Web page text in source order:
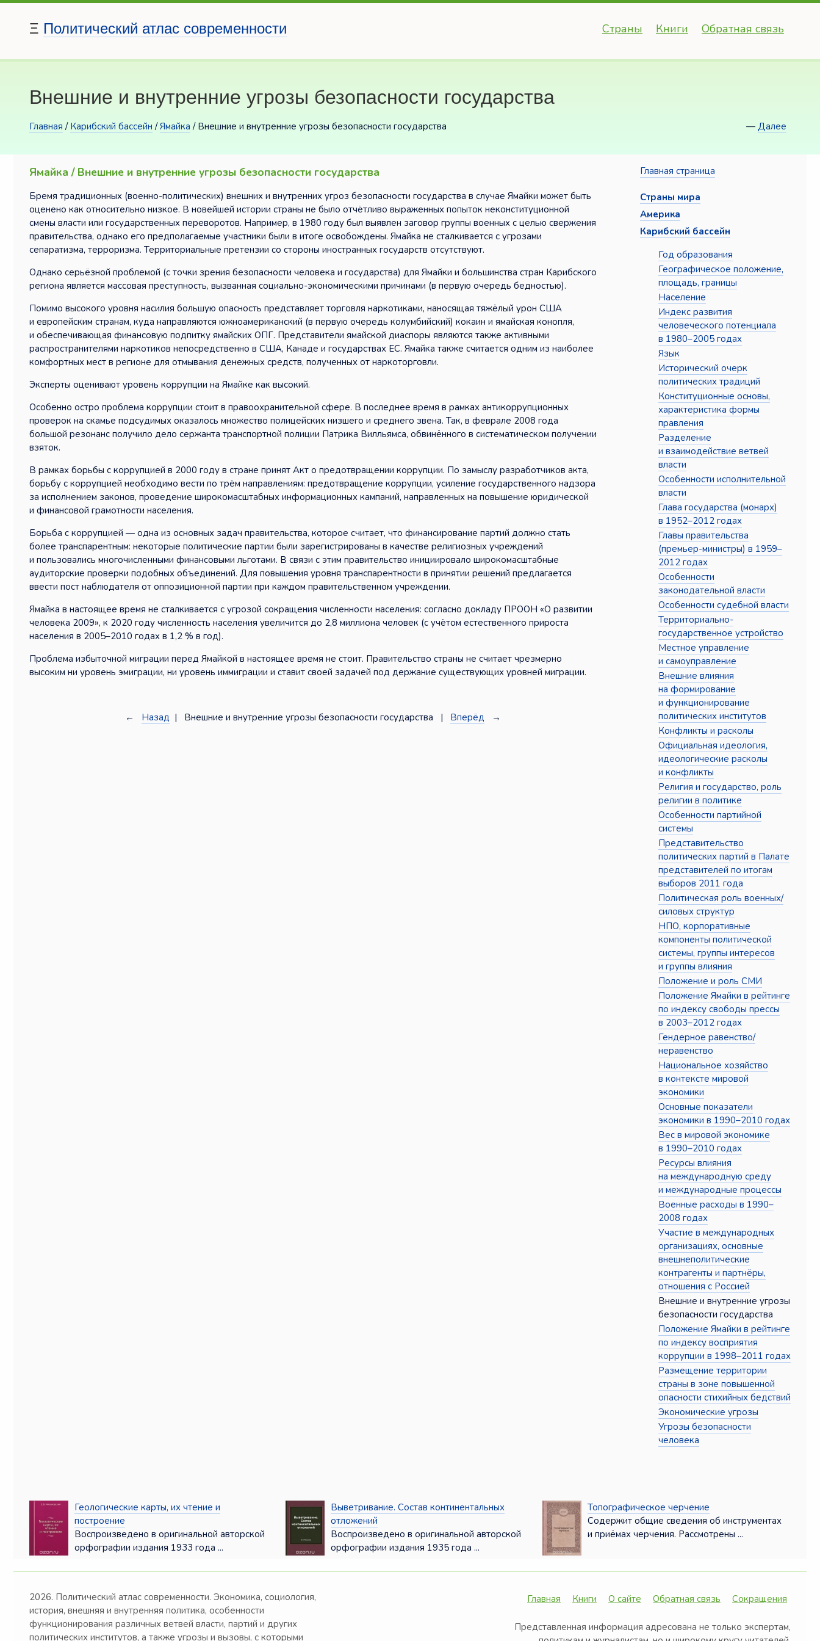
Ξ Политический атлас современности Страны Книги Обратная связь
Внешние и внутренние угрозы безопасности государства
Главная / Карибский бассейн /Ямайка / Внешние и внутренние угрозы безопасности государства — Далее
Ямайка / Внешние и внутренние угрозы безопасности государства
Бремя традиционных (военно-политических) внешних и внутренних угроз безопасности государства в случае Ямайки может быть
оценено как относительно низкое. В новейшей истории страны не было отчётливо выраженных попыток неконституционной
смены власти или государственных переворотов. Например, в 1980 году был выявлен заговор группы военных с целью свержения
правительства, однако его предполагаемые участники были в итоге освобождены. Ямайка не сталкивается с угрозами
сепаратизма, терроризма. Территориальные претензии со стороны иностранных государств отсутствуют.
Однако серьёзной проблемой (с точки зрения безопасности человека и государства) для Ямайки и большинства стран Карибского
региона является массовая преступность, вызванная социально-экономическими причинами (в первую очередь бедностью).
Помимо высокого уровня насилия большую опасность представляет торговля наркотиками, наносящая тяжёлый урон США
и европейским странам, куда направляются южноамериканский (в первую очередь колумбийский) кокаин и ямайская конопля,
и обеспечивающая финансовую подпитку ямайских ОПГ. Представители ямайской диаспоры являются также активными
распространителями наркотиков непосредственно в США, Канаде и государствах ЕС. Ямайка также считается одним из наиболее
комфортных мест в регионе для отмывания денежных средств, полученных от наркоторговли.
Эксперты оценивают уровень коррупции на Ямайке как высокий.
Особенно остро проблема коррупции стоит в правоохранительной сфере. В последнее время в рамках антикоррупционных
проверок на скамье подсудимых оказалось множество полицейских низшего и среднего звена. Так, в феврале 2008 года
большой резонанс получило дело сержанта транспортной полиции Патрика Вилльямса, обвинённого в систематическом получении
взяток.
В рамках борьбы с коррупцией в 2000 году в стране принят Акт о предотвращении коррупции. По замыслу разработчиков акта,
борьбу с коррупцией необходимо вести по трём направлениям: предотвращение коррупции, усиление государственного надзора
за исполнением законов, проведение широкомасштабных информационных кампаний, направленных на повышение юридической
и финансовой грамотности населения.
Борьба с коррупцией — одна из основных задач правительства, которое считает, что финансирование партий должно стать
более транспарентным: некоторые политические партии были зарегистрированы в качестве религиозных учреждений
и пользовались многочисленными финансовыми льготами. В связи с этим правительство инициировало широкомасштабные
аудиторские проверки подобных объединений. Для повышения уровня транспарентности в принятии решений предлагается
ввести пост наблюдателя от оппозиционной партии при каждом правительственном учреждении.
Ямайка в настоящее время не сталкивается с угрозой сокращения численности населения: согласно докладу ПРООН «О развитии
человека 2009», к 2020 году численность населения увеличится до 2,8 миллиона человек (с учётом естественного прироста
населения в 2005–2010 годах в 1,2 % в год).
Проблема избыточной миграции перед Ямайкой в настоящее время не стоит. Правительство страны не считает чрезмерно
высоким ни уровень эмиграции, ни уровень иммиграции и ставит своей задачей под держание существующих уровней миграции.
← Назад | Внешние и внутренние угрозы безопасности государства | Вперёд →
Главная страница
Страны мира
Америка
Карибский бассейн
Год образования
Географическое положение,
площадь, границы
Население
Индекс развития
человеческого потенциала
в 1980–2005 годах
Язык
Исторический очерк
политических традиций
Конституционные основы,
характеристика формы
правления
Разделение
и взаимодействие ветвей
власти
Особенности исполнительной
власти
Глава государства (монарх)
в 1952–2012 годах
Главы правительства
(премьер-министры) в 1959–
2012 годах
Особенности
законодательной власти
Особенности судебной власти
Территориально-
государственное устройство
Местное управление
и самоуправление
Внешние влияния
на формирование
и функционирование
политических институтов
Конфликты и расколы
Официальная идеология,
идеологические расколы
и конфликты
Религия и государство, роль
религии в политике
Особенности партийной
системы
Представительство
политических партий в Палате
представителей по итогам
выборов 2011 года
Политическая роль военных/
силовых структур
НПО, корпоративные
компоненты политической
системы, группы интересов
и группы влияния
Положение и роль СМИ
Положение Ямайки в рейтинге
по индексу свободы прессы
в 2003–2012 годах
Гендерное равенство/
неравенство
Национальное хозяйство
в контексте мировой
экономики
Основные показатели
экономики в 1990–2010 годах
Вес в мировой экономике
в 1990–2010 годах
Ресурсы влияния
на международную среду
и международные процессы
Военные расходы в 1990–
2008 годах
Участие в международных
организациях, основные
внешнеполитические
контрагенты и партнёры,
отношения с Россией
Внешние и внутренние угрозы
безопасности государства
Положение Ямайки в рейтинге
по индексу восприятия
коррупции в 1998–2011 годах
Размещение территории
страны в зоне повышенной
опасности стихийных бедствий
Экономические угрозы
Угрозы безопасности
человека
Геологические карты, их чтение и
построение
Воспроизведено в оригинальной авторской
орфографии издания 1933 года ...
Выветривание. Состав континентальных
отложений
Воспроизведено в оригинальной авторской
орфографии издания 1935 года ...
Топографическое черчение
Содержит общие сведения об инструментах
и приёмах черчения. Рассмотрены ...
2026. Политический атлас современности. Экономика, социология,
история, внешняя и внутренняя политика, особенности
функционирования различных ветвей власти, партий и других
политических институтов, а также угрозы и вызовы, с которыми
Главная Книги О сайте Обратная связь Сокращения
Представленная информация адресована не только экспертам,